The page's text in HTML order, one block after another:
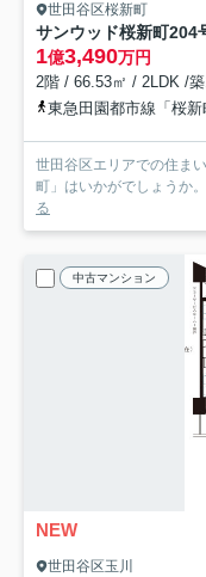
世田谷区桜新町
サンウッド桜新町204
1億3,490万円
2階 / 66.53㎡ / 2LDK /
東急田園都市線「桜
世田谷区エリアでの住ま
町」はいかがでしょうか
る
中古マンション
NEW
世田谷区玉川